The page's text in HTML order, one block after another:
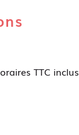
TTC inclus